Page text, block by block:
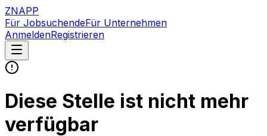
ZNAPP
Für JobsuchendeFür Unternehmen
AnmeldenRegistrieren
Diese Stelle ist nicht mehr
verfügbar